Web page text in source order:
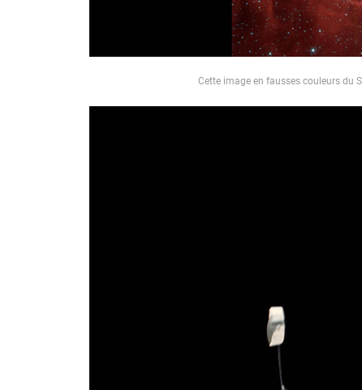
Cette image en fausses couleurs du